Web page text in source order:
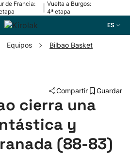
de Francia:
Vuelta a Burgos:
4ª etapa
ES
Equipos Bilbao Basket
Compartir Guardar
cierra una
y
(88-83)